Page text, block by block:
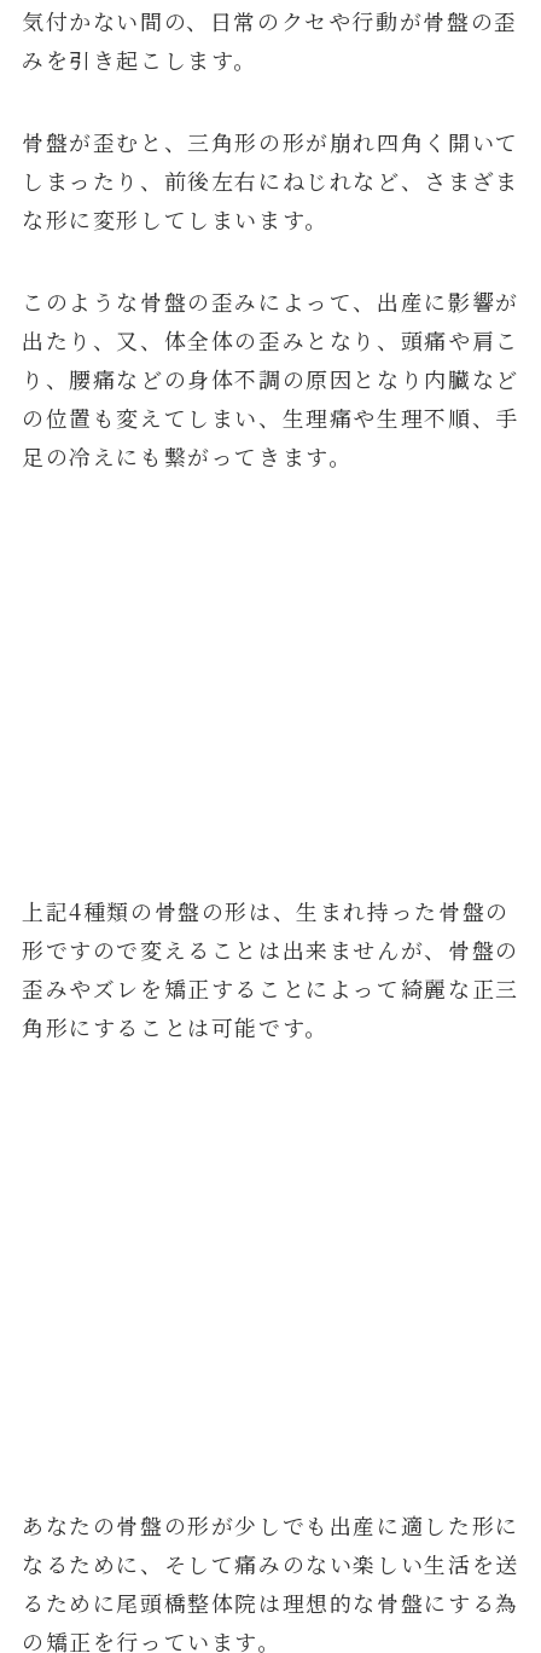
気付かない間の、日常のクセや行動が骨盤の歪
みを引き起こします。
骨盤が歪むと、三角形の形が崩れ四角く開いて
しまったり、前後左右にねじれなど、さまざま
な形に変形してしまいます。
このような骨盤の歪みによって、出産に影響が
出たり、又、体全体の歪みとなり、頭痛や肩こ
り、腰痛などの身体不調の原因となり内臓など
の位置も変えてしまい、生理痛や生理不順、手
足の冷えにも繋がってきます。
上記4種類の骨盤の形は、生まれ持った骨盤の
形ですので変えることは出来ませんが、骨盤の
歪みやズレを矯正することによって綺麗な正三
角形にすることは可能です。
あなたの骨盤の形が少しでも出産に適した形に
なるために、そして痛みのない楽しい生活を送
るために尾頭橋整体院は理想的な骨盤にする為
の矯正を行っています。